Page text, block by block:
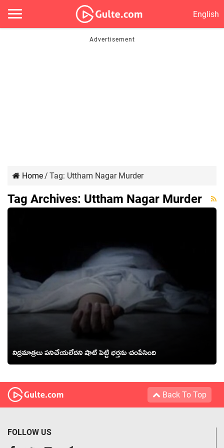
English
Home/ Tag: Uttham Nagar Murder
Tag Archives: Uttham Nagar Murder
నిద్రమాత్రలు పనిచేయలేదని షాట్ పెట్టి భర్తను చంపేసింది
Back To Top
FOLLOW US